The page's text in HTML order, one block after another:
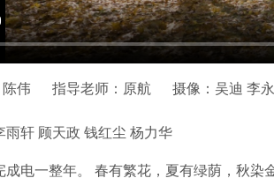
陈伟 指导老师：原航 摄像：吴迪 李
雨轩 顾天政 钱红尘 杨力华
成电一整年。 春有繁花，夏有绿荫，秋